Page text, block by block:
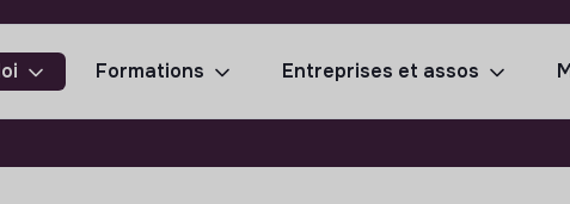
Formations Entreprises et assos